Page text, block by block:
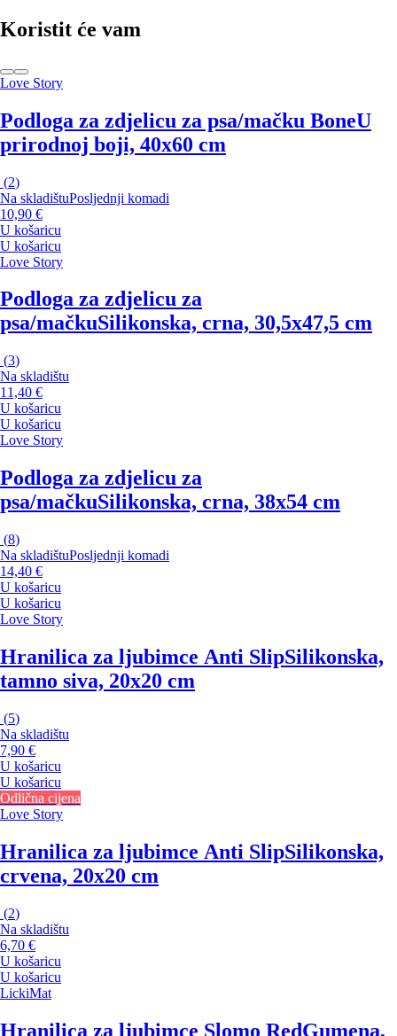
Koristit će vam
Love Story
Podloga za zdjelicu za psa/mačku BoneU
prirodnoj boji, 40x60 cm
(2)
Na skladištuPosljednji komadi
10,90 €
U košaricu
U košaricu
Love Story
Podloga za zdjelicu za
psa/mačkuSilikonska, crna, 30,5x47,5 cm
(3)
Na skladištu
11,40 €
U košaricu
U košaricu
Love Story
Podloga za zdjelicu za
psa/mačkuSilikonska, crna, 38x54 cm
(8)
Na skladištuPosljednji komadi
14,40 €
U košaricu
U košaricu
Love Story
Hranilica za ljubimce Anti SlipSilikonska,
tamno siva, 20x20 cm
(5)
Na skladištu
7,90 €
U košaricu
U košaricu
Odlična cijena
Love Story
Hranilica za ljubimce Anti SlipSilikonska,
crvena, 20x20 cm
(2)
Na skladištu
6,70 €
U košaricu
U košaricu
LickiMat
Hranilica za ljubimce Slomo RedGumena,